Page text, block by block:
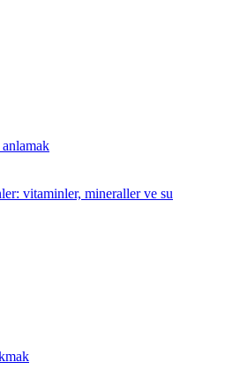
vitaminler, mineraller ve su